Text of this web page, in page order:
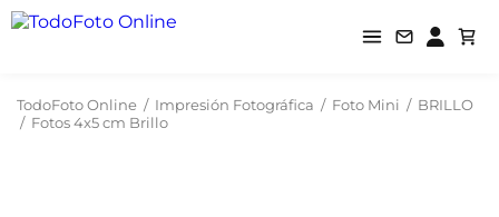
TodoFoto Online / Impresión Fotográfica / Foto Mini / BRILLO
/ Fotos 4x5 cm Brillo